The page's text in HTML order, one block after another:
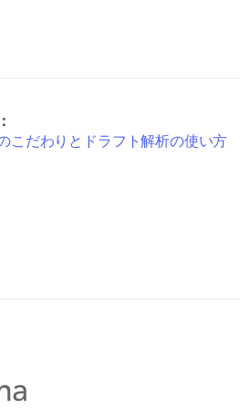
こだわりとドラフト解析の使い方